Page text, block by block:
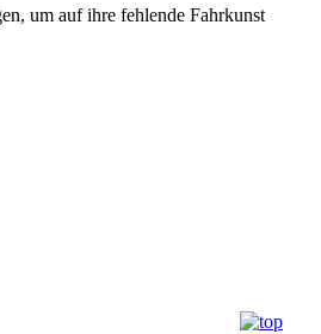
um auf ihre fehlende Fahrkunst